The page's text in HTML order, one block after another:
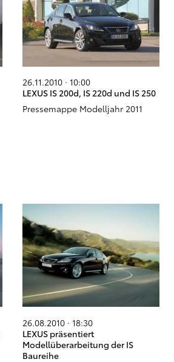
26.11.2010 · 10:00
LEXUS IS 200d, IS 220d und IS 250
Pressemappe Modelljahr 2011
26.08.2010 · 18:30
LEXUS präsentiert
Modellüberarbeitung der IS
Baureihe